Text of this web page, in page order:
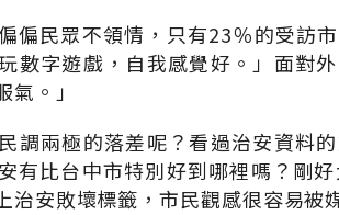
偏民眾不領情，只有23％的受訪
數字遊戲，自我感覺好。」面對
。」
調兩極的落差呢？看過治安資料
有比台中市特別好到哪裡嗎？剛
治安敗壞標籤，市民觀感很容易被